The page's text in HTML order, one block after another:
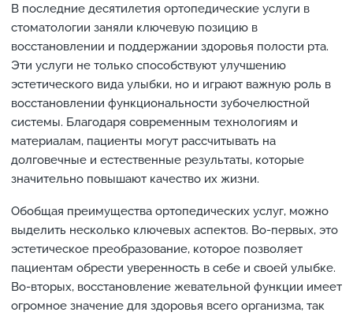
В последние десятилетия ортопедические услуги в
стоматологии заняли ключевую позицию в
восстановлении и поддержании здоровья полости рта.
Эти услуги не только способствуют улучшению
эстетического вида улыбки, но и играют важную роль в
восстановлении функциональности зубочелюстной
системы. Благодаря современным технологиям и
материалам, пациенты могут рассчитывать на
долговечные и естественные результаты, которые
значительно повышают качество их жизни.
Обобщая преимущества ортопедических услуг, можно
выделить несколько ключевых аспектов. Во-первых, это
эстетическое преобразование, которое позволяет
пациентам обрести уверенность в себе и своей улыбке.
Во-вторых, восстановление жевательной функции имеет
огромное значение для здоровья всего организма, так